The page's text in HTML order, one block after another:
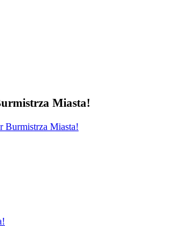
Miasta!
Burmistrza Miasta!